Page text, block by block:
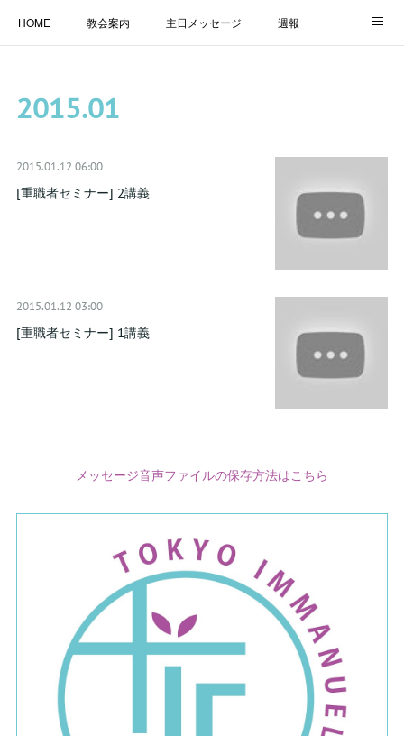
HOME 教会案内 主日メッセージ 週報
LINK
2015.01
2015.01.12 06:00
[重職者セミナー] 2講義
2015.01.12 03:00
[重職者セミナー] 1講義
メッセージ音声ファイルの保存方法はこちら